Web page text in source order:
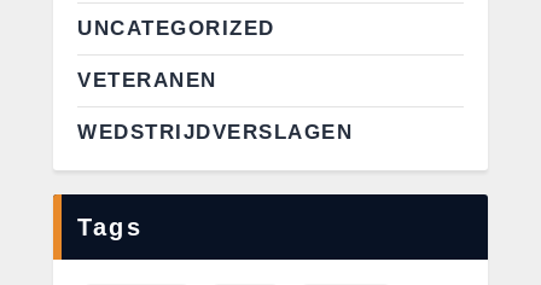
UNCATEGORIZED
VETERANEN
WEDSTRIJDVERSLAGEN
Tags